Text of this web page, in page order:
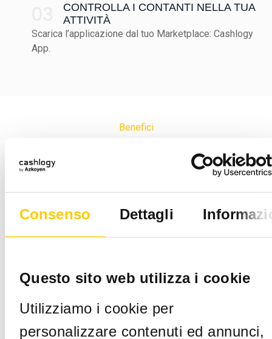
Consenso Dettagli
Questo sito web utilizza i cookie
Utilizziamo i cookie per
personalizzare contenuti ed annunci,
CONTROLLA I CONTANTI NELLA TUA
ATTIVITÀ
Scarica l’applicazione dal tuo Marketplace: Cashlogy
App.
Benefici
Potrai controllare i contanti
della tua attività da qualsiasi
luogo.
In tempo
Disporre di
informazioni
contanti e